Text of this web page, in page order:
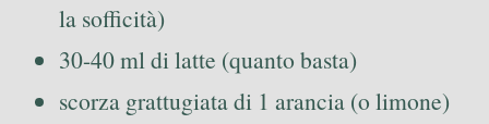
la sofficità)
30-40 ml di latte (quanto basta)
scorza grattugiata di 1 arancia (o limone)